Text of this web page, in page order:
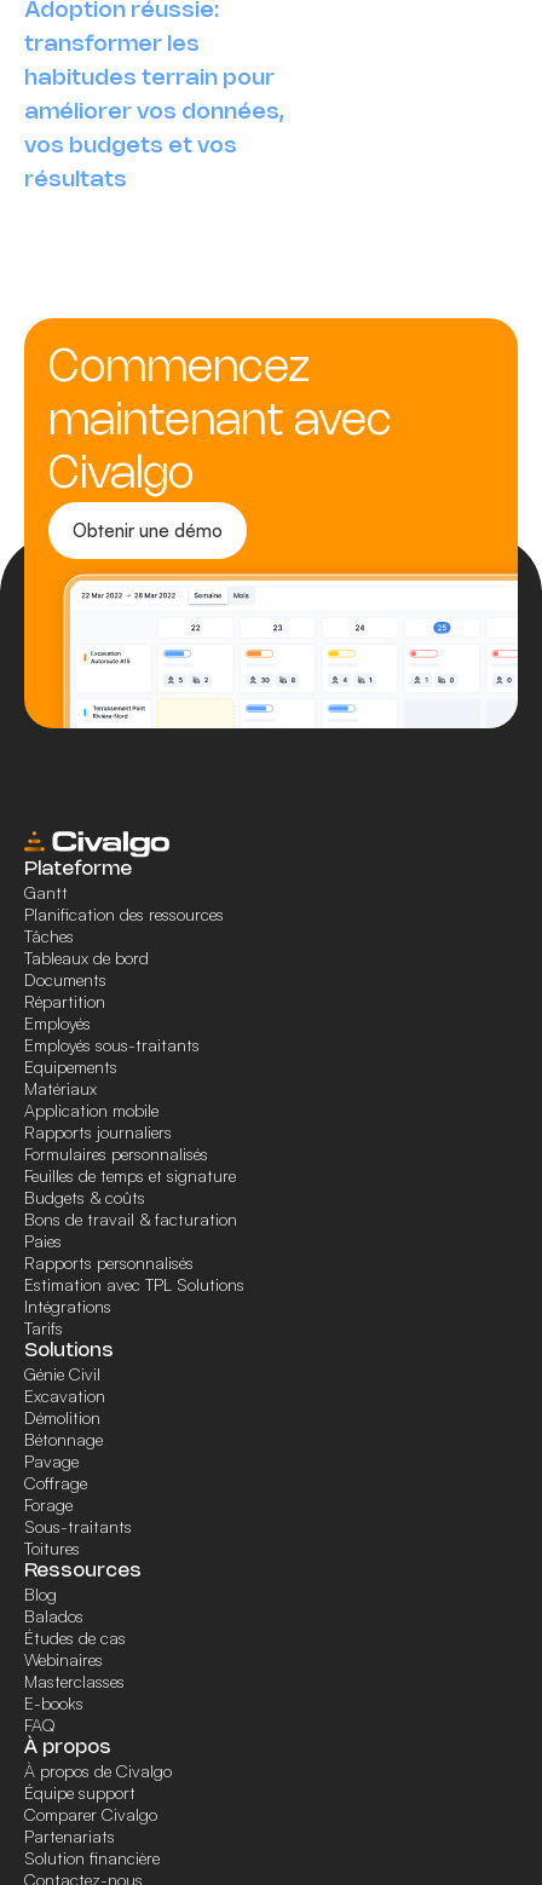
Adoption réussie:
transformer les
habitudes terrain pour
améliorer vos données,
vos budgets et vos
résultats
Commencez
maintenant avec
Civalgo
Obtenir une démo
Plateforme
Gantt
Planification des ressources
Tâches
Tableaux de bord
Documents
Répartition
Employés
Employés sous-traitants
Equipements
Matériaux
Application mobile
Rapports journaliers
Formulaires personnalisés
Feuilles de temps et signature
Budgets & coûts
Bons de travail & facturation
Paies
Rapports personnalisés
Estimation avec TPL Solutions
Intégrations
Tarifs
Solutions
Génie Civil
Excavation
Démolition
Bétonnage
Pavage
Coffrage
Forage
Sous-traitants
Toitures
Ressources
Blog
Balados
Études de cas
Webinaires
Masterclasses
E-books
FAQ
À propos
À propos de Civalgo
Équipe support
Comparer Civalgo
Partenariats
Solution financière
Contactez-nous